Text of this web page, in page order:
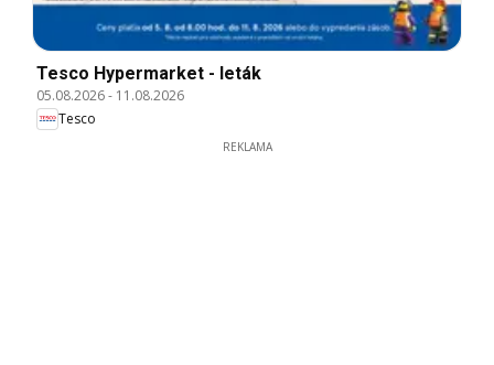
Tesco Hypermarket - leták
05.08.2026- 11.08.2026
Tesco
REKLAMA